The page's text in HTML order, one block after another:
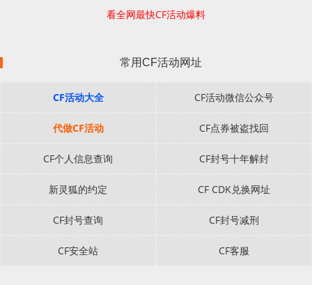
看全网最快CF活动爆料
常用CF活动网址
CF活动大全 CF活动微信公众号
代做CF活动 CF点券被盗找回
CF个人信息查询 CF封号十年解封
新灵狐的约定 CF CDK兑换网址
CF封号查询 CF封号减刑
CF安全站 CF客服